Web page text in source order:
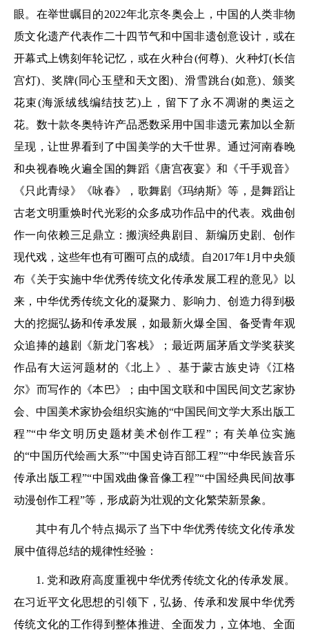
眼。在举世瞩目的2022年北京冬奥会上，中国的人类非物
质文化遗产代表作二十四节气和中国非遗创意设计，或在
开幕式上镌刻年轮记忆，或在火种台(何尊)、火种灯(长信
宫灯)、奖牌(同心玉壁和天文图)、滑雪跳台(如意)、颁奖
花束(海派绒线编结技艺)上，留下了永不凋谢的奥运之
花。数十款冬奥特许产品悉数采用中国非遗元素加以全新
呈现，让世界看到了中国美学的大千世界。通过河南春晚
和央视春晚火遍全国的舞蹈《唐宫夜宴》和《千手观音》
《只此青绿》《咏春》，歌舞剧《玛纳斯》等，是舞蹈让
古老文明重焕时代光彩的众多成功作品中的代表。戏曲创
作一向依赖三足鼎立：搬演经典剧目、新编历史剧、创作
现代戏，这些年也有可圈可点的成绩。自2017年1月中央颁
布《关于实施中华优秀传统文化传承发展工程的意见》以
来，中华优秀传统文化的凝聚力、影响力、创造力得到极
大的挖掘弘扬和传承发展，如最新火爆全国、备受青年观
众追捧的越剧《新龙门客栈》；最近两届茅盾文学奖获奖
作品有大运河题材的《北上》、基于蒙古族史诗《江格
尔》而写作的《本巴》；由中国文联和中国民间文艺家协
会、中国美术家协会组织实施的“中国民间文学大系出版工
程”“中华文明历史题材美术创作工程”；有关单位实施
的“中国历代绘画大系”“中国史诗百部工程”“中华民族音乐
传承出版工程”“中国戏曲像音像工程”“中国经典民间故事
动漫创作工程”等，形成蔚为壮观的文化繁荣新景象。
其中有几个特点揭示了当下中华优秀传统文化传承发
展中值得总结的规律性经验：
1. 党和政府高度重视中华优秀传统文化的传承发展。
在习近平文化思想的引领下，弘扬、传承和发展中华优秀
传统文化的工作得到整体推进、全面发力，立体地、全面